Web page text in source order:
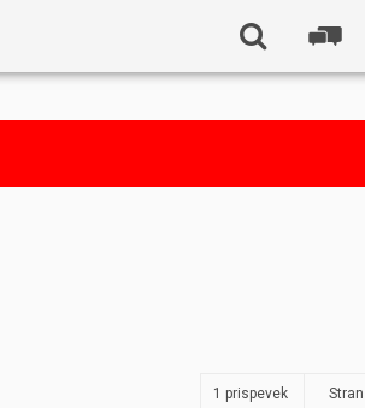
1 prispevek Stran